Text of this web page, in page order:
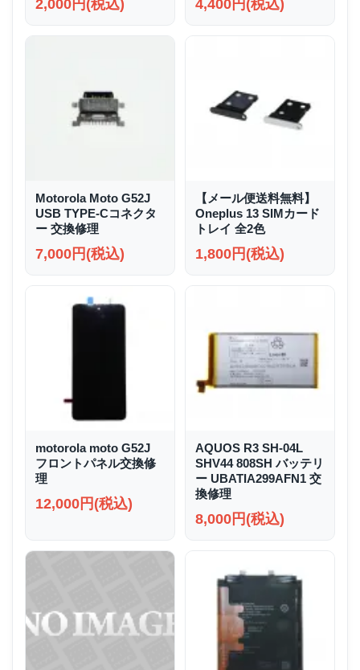
2,000円(税込) 4,400円(税込)
Motorola Moto G52J
USB TYPE-Cコネクタ
ー 交換修理
7,000円(税込)
【メール便送料無料】
Oneplus 13 SIMカード
トレイ 全2色
1,800円(税込)
motorola moto G52J
フロントパネル交換修
理
12,000円(税込)
AQUOS R3 SH-04L
SHV44 808SH バッテリ
ー UBATIA299AFN1 交
換修理
8,000円(税込)